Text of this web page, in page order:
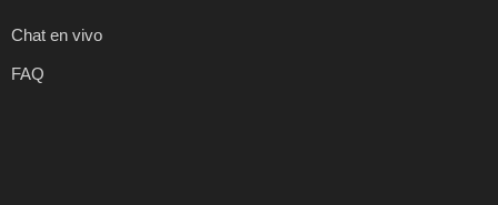
Chat en vivo
FAQ